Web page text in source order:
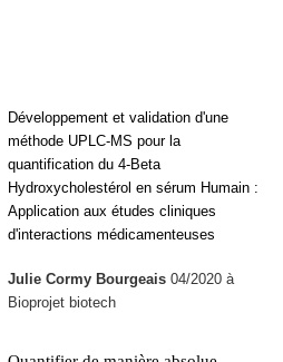
Développement et validation d'une
méthode UPLC-MS pour la
quantification du 4-Beta
Hydroxycholestérol en sérum Humain :
Application aux études cliniques
d'interactions médicamenteuses
Julie Cormy Bourgeais 04/2020 à
Bioprojet biotech